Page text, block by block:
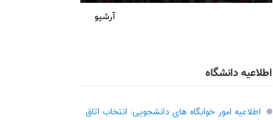
آرشیو
اطلاعیه دانشگاه
اطلاعیه امور خوابگاه های دانشجویی: انتخاب اتاق